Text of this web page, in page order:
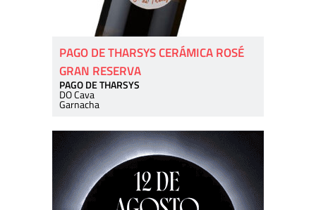
PAGO DE THARSYS CERÁMICA ROSÉ
GRAN RESERVA
PAGO DE THARSYS
DO Cava
Garnacha